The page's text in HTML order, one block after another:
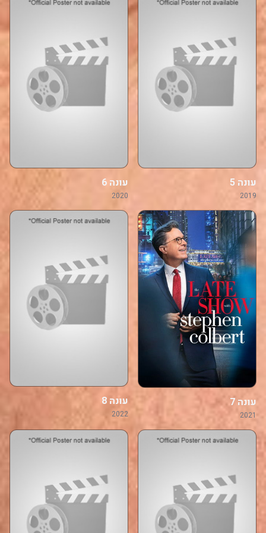
עונה 5
2019
עונה 6
2020
עונה 7
2021
עונה 8
2022